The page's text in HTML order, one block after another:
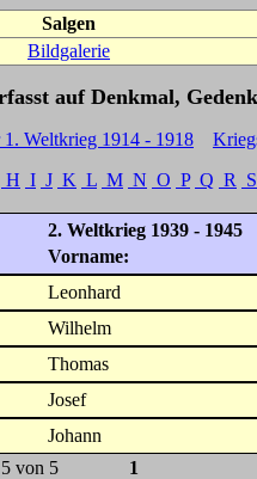
Salgen
Bildgalerie
auf Denkmal,
Weltkrieg 1914 - 1918
H I J K L M N O P Q R S
2. Weltkrieg 1939 - 1945
Vorname:
Leonhard
Wilhelm
Thomas
Josef
Johann
von 5 1